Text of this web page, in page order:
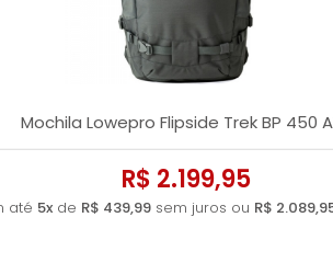
Mochila Lowepro Flipside Trek BP 450
R$ 2.199,95
até 5x de R$ 439,99 sem juros ou R$